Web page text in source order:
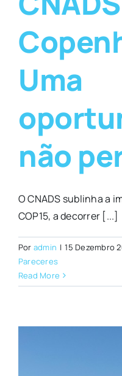
Uma
não
O CNADS sublinha a
COP15, a decorrer [...]
Por admin | 15 Dezembro
Pareceres
Read More